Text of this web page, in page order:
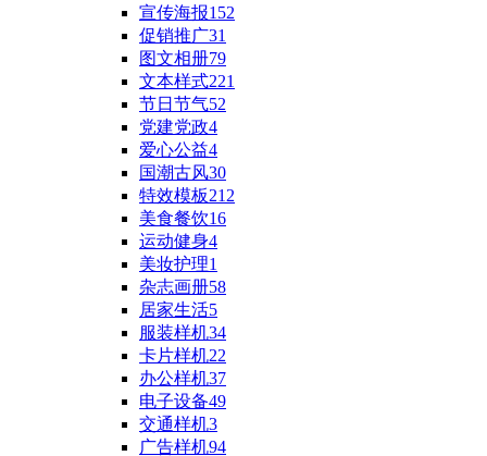
宣传海报152
促销推广31
图文相册79
文本样式221
节日节气52
党建党政4
爱心公益4
国潮古风30
特效模板212
美食餐饮16
运动健身4
美妆护理1
杂志画册58
居家生活5
服装样机34
卡片样机22
办公样机37
电子设备49
交通样机3
广告样机94